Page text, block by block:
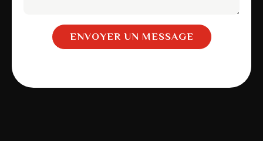
ENVOYER UN MESSAGE